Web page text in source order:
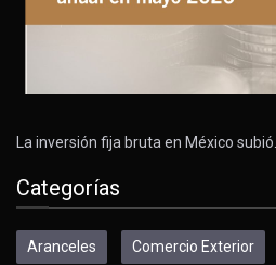
La inversión fija bruta en México subió…
Categorías
Aranceles Comercio Exterior